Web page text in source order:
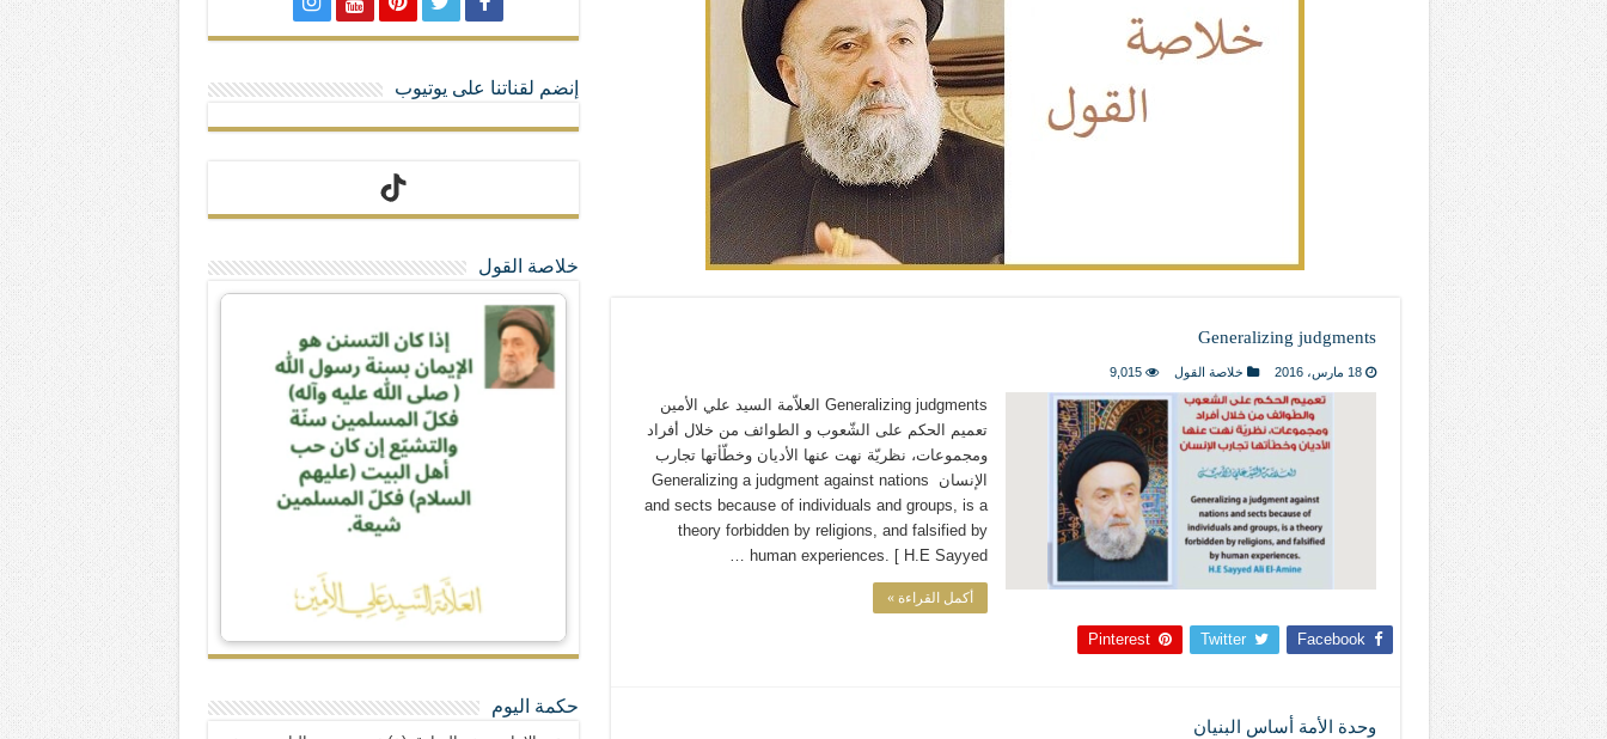
نسج العلاقة مع الآخر تكون من خلال منظومة القيم و المبادئ الانسانية التي تجعل الناس سواسية لا تفرق بينهم أعراق و ألوان و لا تمنحهم الامتيازات أنساب و أديان
Generalizing judgments
18 مارس، 2016 خلاصة القول 9,015
Generalizing judgments العلاّمة السيد علي الأمين
تعميم الحكم على الشّعوب و الطوائف من خلال أفراد
ومجموعات، نظريّة نهت عنها الأديان وخطّأتها تجارب
الإنسان ‬ Generalizing a judgment against nations
and sects because of individuals and groups, is a
theory forbidden by religions, and falsified by
human experiences. [ H.E Sayyed …
أكمل القراءة »
Facebook
Twitter
Pinterest
وحدة الأمة أساس البنيان
إنضم لقناتنا على يوتيوب
خلاصة القول
حكمة اليوم